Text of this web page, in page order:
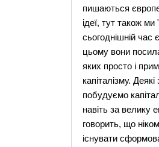
пишаються
ідеї, тут також
сьогоднішній час
цьому вони
яких просто і
капіталізму.
побудуємо
навіть за велику
говорить, що
існувати